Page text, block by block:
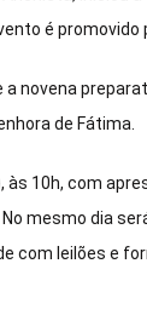
é
novena
de Fátima.
10h, com
mesmo dia
leilões e